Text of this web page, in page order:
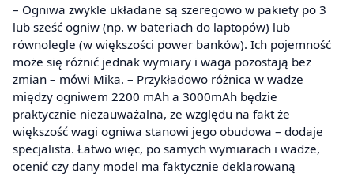
– Ogniwa zwykle układane są szeregowo w pakiety po 3
lub sześć ogniw (np. w bateriach do laptopów) lub
równolegle (w większości power banków). Ich pojemność
może się różnić jednak wymiary i waga pozostają bez
zmian – mówi Mika. – Przykładowo różnica w wadze
między ogniwem 2200 mAh a 3000mAh będzie
praktycznie niezauważalna, ze względu na fakt że
większość wagi ogniwa stanowi jego obudowa – dodaje
specjalista. Łatwo więc, po samych wymiarach i wadze,
ocenić czy dany model ma faktycznie deklarowaną